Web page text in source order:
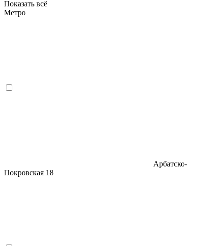
Показать всё
Метро
Арбатско-
Покровская 18